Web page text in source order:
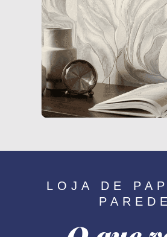
LOJA DE
PAREDE